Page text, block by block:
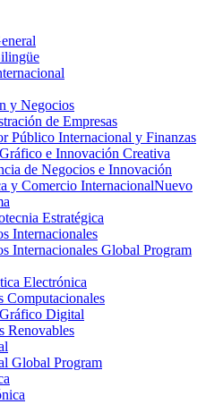
y Negocios
de Empresas
Público Internacional y Finanzas
e Innovación Creativa
de Negocios e Innovación
y Comercio InternacionalNuevo
Estratégica
Internacionales
Internacionales Global Program
Electrónica
Computacionales
Digital
Renovables
Global Program